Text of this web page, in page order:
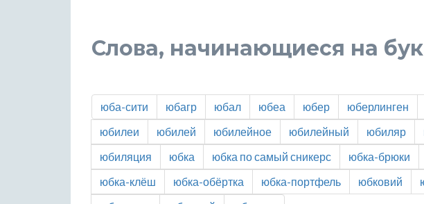
Слова, начинающиеся на
юба-сити юбагр юбал юбеа юбер юберлинген
юбилеи
юбилей юбилейное юбилейный юбиляр
юбиляция
юбка юбка по самый сникерс юбка-брюки
юбка-клёш
юбка-обёртка юбка-портфель юбковий